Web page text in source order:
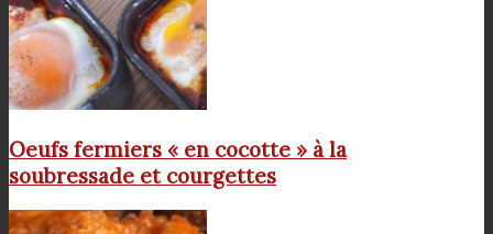
Oeufs fermiers « en cocotte » à la
soubressade et courgettes